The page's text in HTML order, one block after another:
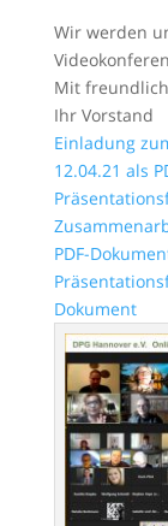
Wir werden
Mit
Ihr Vorstand
Einladung
12.04.21 als
PDF-
Dokument